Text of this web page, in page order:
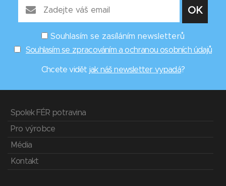
Souhlasím se zasíláním newsletterů
Souhlasím se zpracováním a ochranou osobních údajů
Chcete vidět jak náš newsletter vypadá?
Spolek FÉR potravina
Pro výrobce
Média
Kontakt